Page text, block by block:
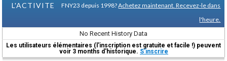
L'ACTIVITE
FNY23 depuis 1998?Achetez maintenant. Recevez-le dans
l'heure.
No Recent History Data
Les utilisateurs élémentaires (l'inscription est gratuite et facile !) peuvent
voir 3 months d'historique. S'inscrire